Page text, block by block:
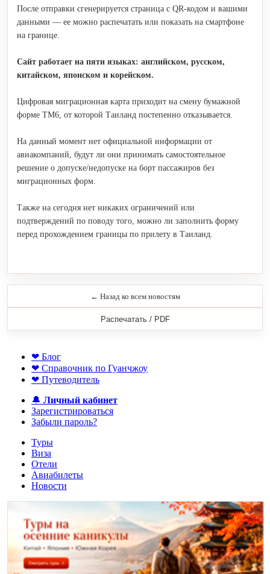
После отправки сгенерируется страница с QR-кодом и вашими
данными — ее можно распечатать или показать на смартфоне
на границе.
Сайт работает на пяти языках: английском, русском,
китайском, японском и корейском.
Цифровая миграционная карта приходит на смену бумажной
форме TM6, от которой Таиланд постепенно отказывается.
На данный момент нет официальной информации от
авиакомпаний, будут ли они принимать самостоятельное
решение о допуске/недопуске на борт пассажиров без
миграционных форм.
Также на сегодня нет никаких ограничений или
подтверждений по поводу того, можно ли заполнить форму
перед прохождением границы по прилету в Таиланд.
← Назад ко всем новостям
Распечатать / PDF
❤ Блог
❤ Справочник по Гуанчжоу
❤ Путеводитель
🔔 Личный кабинет
Зарегистрироваться
Забыли пароль?
Туры
Виза
Отели
Авиабилеты
Новости